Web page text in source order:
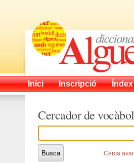
Inici Inscripció Índex
Cercador de
Cerca